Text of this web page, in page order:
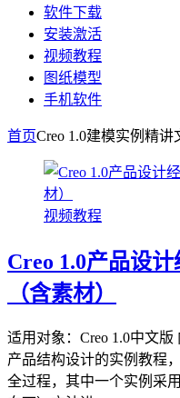
软件下载
安装激活
视频教程
图纸模型
手机软件
首页Creo 1.0建模实例精讲
视频教程
Creo 1.0产品设
（含素材）
适用对象：Creo 1.0中文
产品结构设计的实例教程
全过程，其中一个实例采